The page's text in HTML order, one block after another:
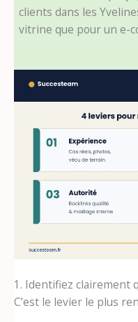
clients dans les
vitrine que pour un e-
1. Identifiez clairement
C’est le levier le plus